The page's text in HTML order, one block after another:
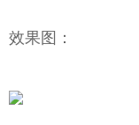
效果图：